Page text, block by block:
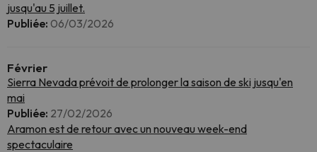
jusqu'au 5 juillet.
Publiée: 06/03/2026
Février
Sierra Nevada prévoit de prolonger la saison de ski jusqu'en
mai
Publiée: 27/02/2026
Aramon est de retour avec un nouveau week-end
spectaculaire